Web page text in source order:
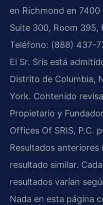
en Richmond en
Suite 300, Room 395,
Teléfono: (888) 437-
El Sr. Sris está
Distrito de Columbia,
York. Contenido
Propietario y
Offices Of SRIS, P.C.
Resultados anteriores
resultado similar.
resultados varían
Nada en esta página